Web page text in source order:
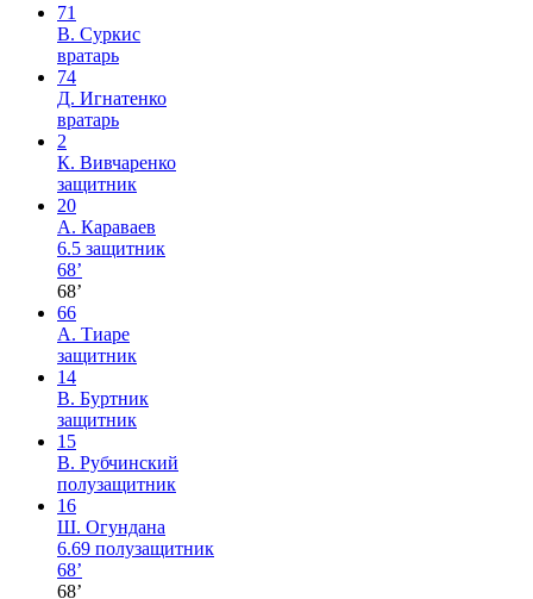
71
В. Суркис
вратарь
74
Д. Игнатенко
вратарь
2
К. Вивчаренко
защитник
20
А. Караваев
6.5 защитник
68’
68’
66
А. Тиаре
защитник
14
В. Буртник
защитник
15
В. Рубчинский
полузащитник
16
Ш. Огундана
6.69 полузащитник
68’
68’